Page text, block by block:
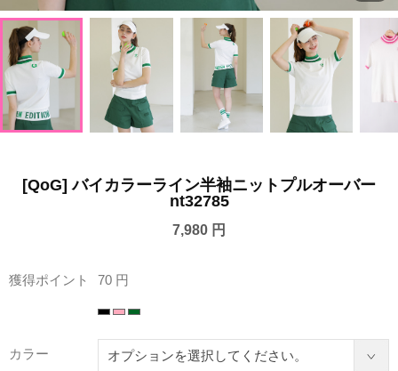
[QoG] バイカラーライン半袖ニットプルオーバー
nt32785
7,980 円
獲得ポイント 70 円
カラー